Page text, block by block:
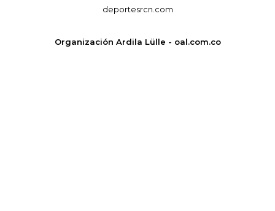
deportesrcn.com
Organización Ardila Lülle - oal.com.co